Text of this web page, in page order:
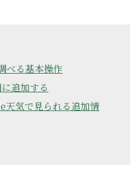
べる基本操作
追加する
気で見られる追加情